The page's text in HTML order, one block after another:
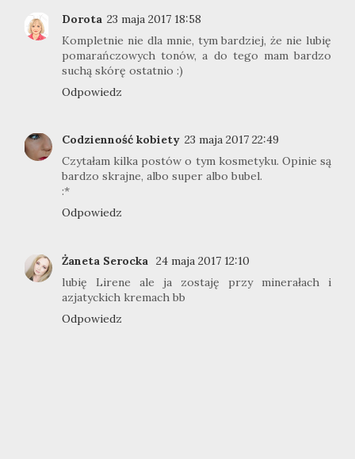
Dorota 23 maja 2017 18:58
Kompletnie nie dla mnie, tym bardziej, że nie lubię
pomarańczowych tonów, a do tego mam bardzo
suchą skórę ostatnio :)
Odpowiedz
Codzienność kobiety 23 maja 2017 22:49
Czytałam kilka postów o tym kosmetyku. Opinie są
bardzo skrajne, albo super albo bubel.
:*
Odpowiedz
Żaneta Serocka 24 maja 2017 12:10
lubię Lirene ale ja zostaję przy minerałach i
azjatyckich kremach bb
Odpowiedz